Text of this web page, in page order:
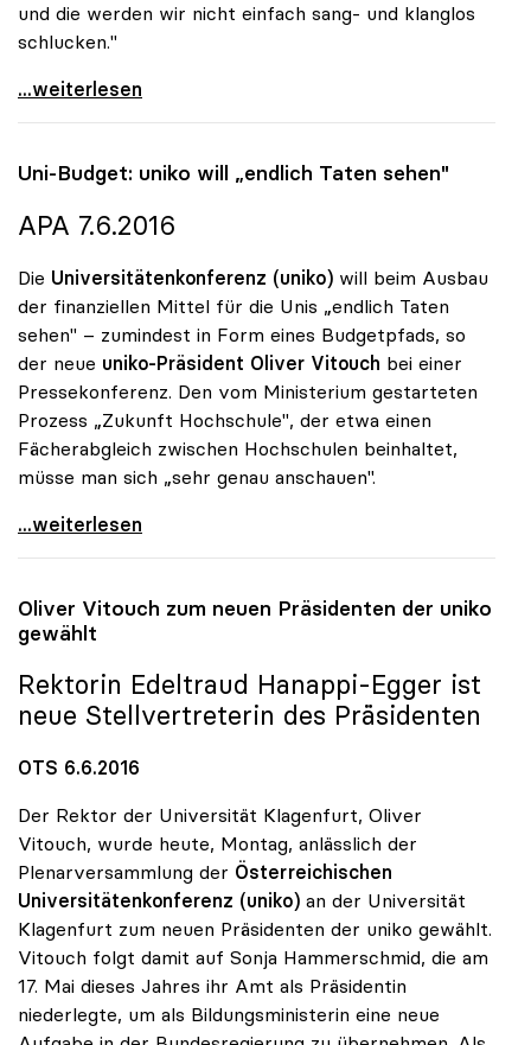
und die werden wir nicht einfach sang- und klanglos
schlucken."
Bankenabgabe - Rektoren beklagen „extrem bittere
...weiterlesen
Uni-Budget: uniko will „endlich Taten sehen"
APA 7.6.2016
Die Universitätenkonferenz (uniko) will beim Ausbau
der finanziellen Mittel für die Unis „endlich Taten
sehen" – zumindest in Form eines Budgetpfads, so
der neue uniko-Präsident Oliver Vitouch bei einer
Pressekonferenz. Den vom Ministerium gestarteten
Prozess „Zukunft Hochschule", der etwa einen
Fächerabgleich zwischen Hochschulen beinhaltet,
müsse man sich „sehr genau anschauen".
Uni-Budget: uniko will „endlich Taten sehen\"
...weiterlesen
Oliver Vitouch zum neuen Präsidenten der uniko
gewählt
Rektorin Edeltraud Hanappi-Egger ist
neue Stellvertreterin des Präsidenten
OTS 6.6.2016
Der Rektor der Universität Klagenfurt, Oliver
Vitouch, wurde heute, Montag, anlässlich der
Plenarversammlung der Österreichischen
Universitätenkonferenz (uniko) an der Universität
Klagenfurt zum neuen Präsidenten der uniko gewählt.
Vitouch folgt damit auf Sonja Hammerschmid, die am
17. Mai dieses Jahres ihr Amt als Präsidentin
niederlegte, um als Bildungsministerin eine neue